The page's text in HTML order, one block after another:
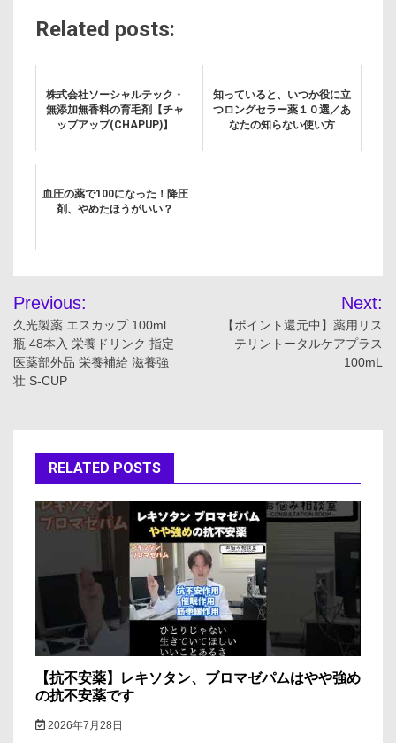
Related posts:
株式会社ソーシャルテック・
無添加無香料の育毛剤【チャ
ップアップ(CHAPUP)】
知っていると、いつか役に立
つロングセラー薬１０選／あ
なたの知らない使い方
血圧の薬で100になった！降圧
剤、やめたほうがいい？
投
稿
ナ
ー
シ
ン
Previous:
久光製薬 エスカップ 100ml
瓶 48本入 栄養ドリンク 指定
医薬部外品 栄養補給 滋養強
壮 S-CUP
Next:
【ポイント還元中】薬用リス
テリントータルケアプラス
100mL
RELATED POSTS
【抗不安薬】レキソタン、ブロマゼパムはやや強め
の抗不安薬です
2026年7月28日